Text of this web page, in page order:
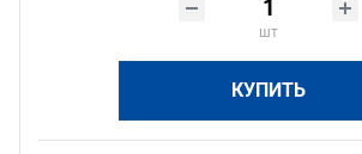
шт
КУПИТЬ